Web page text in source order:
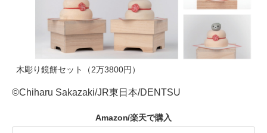
木彫り鏡餅セット（2万3800円）
©Chiharu Sakazaki/JR東日本/DENTSU
Amazon/楽天で購入